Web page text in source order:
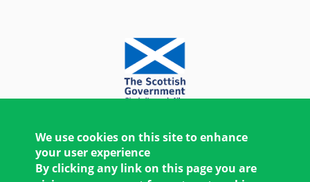
We use cookies on this site to enhance
your user experience
By clicking any link on this page you are